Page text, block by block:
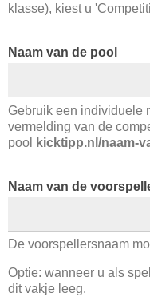
klasse), kiest u
Naam van de pool
Gebruik een individuele
vermelding van de
pool
kicktipp.nl/naam-
Naam van de
De voorspellersnaam
Optie: wanneer u als
dit vakje leeg.